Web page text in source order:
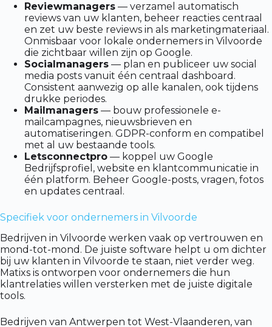
Reviewmanagers — verzamel automatisch
reviews van uw klanten, beheer reacties centraal
en zet uw beste reviews in als marketingmateriaal.
Onmisbaar voor lokale ondernemers in Vilvoorde
die zichtbaar willen zijn op Google.
Socialmanagers — plan en publiceer uw social
media posts vanuit één centraal dashboard.
Consistent aanwezig op alle kanalen, ook tijdens
drukke periodes.
Mailmanagers — bouw professionele e-
mailcampagnes, nieuwsbrieven en
automatiseringen. GDPR-conform en compatibel
met al uw bestaande tools.
Letsconnectpro — koppel uw Google
Bedrijfsprofiel, website en klantcommunicatie in
één platform. Beheer Google-posts, vragen, fotos
en updates centraal.
Specifiek voor ondernemers in Vilvoorde
Bedrijven in Vilvoorde werken vaak op vertrouwen en
mond-tot-mond. De juiste software helpt u om dichter
bij uw klanten in Vilvoorde te staan, niet verder weg.
Matixs is ontworpen voor ondernemers die hun
klantrelaties willen versterken met de juiste digitale
tools.
Bedrijven van Antwerpen tot West-Vlaanderen, van